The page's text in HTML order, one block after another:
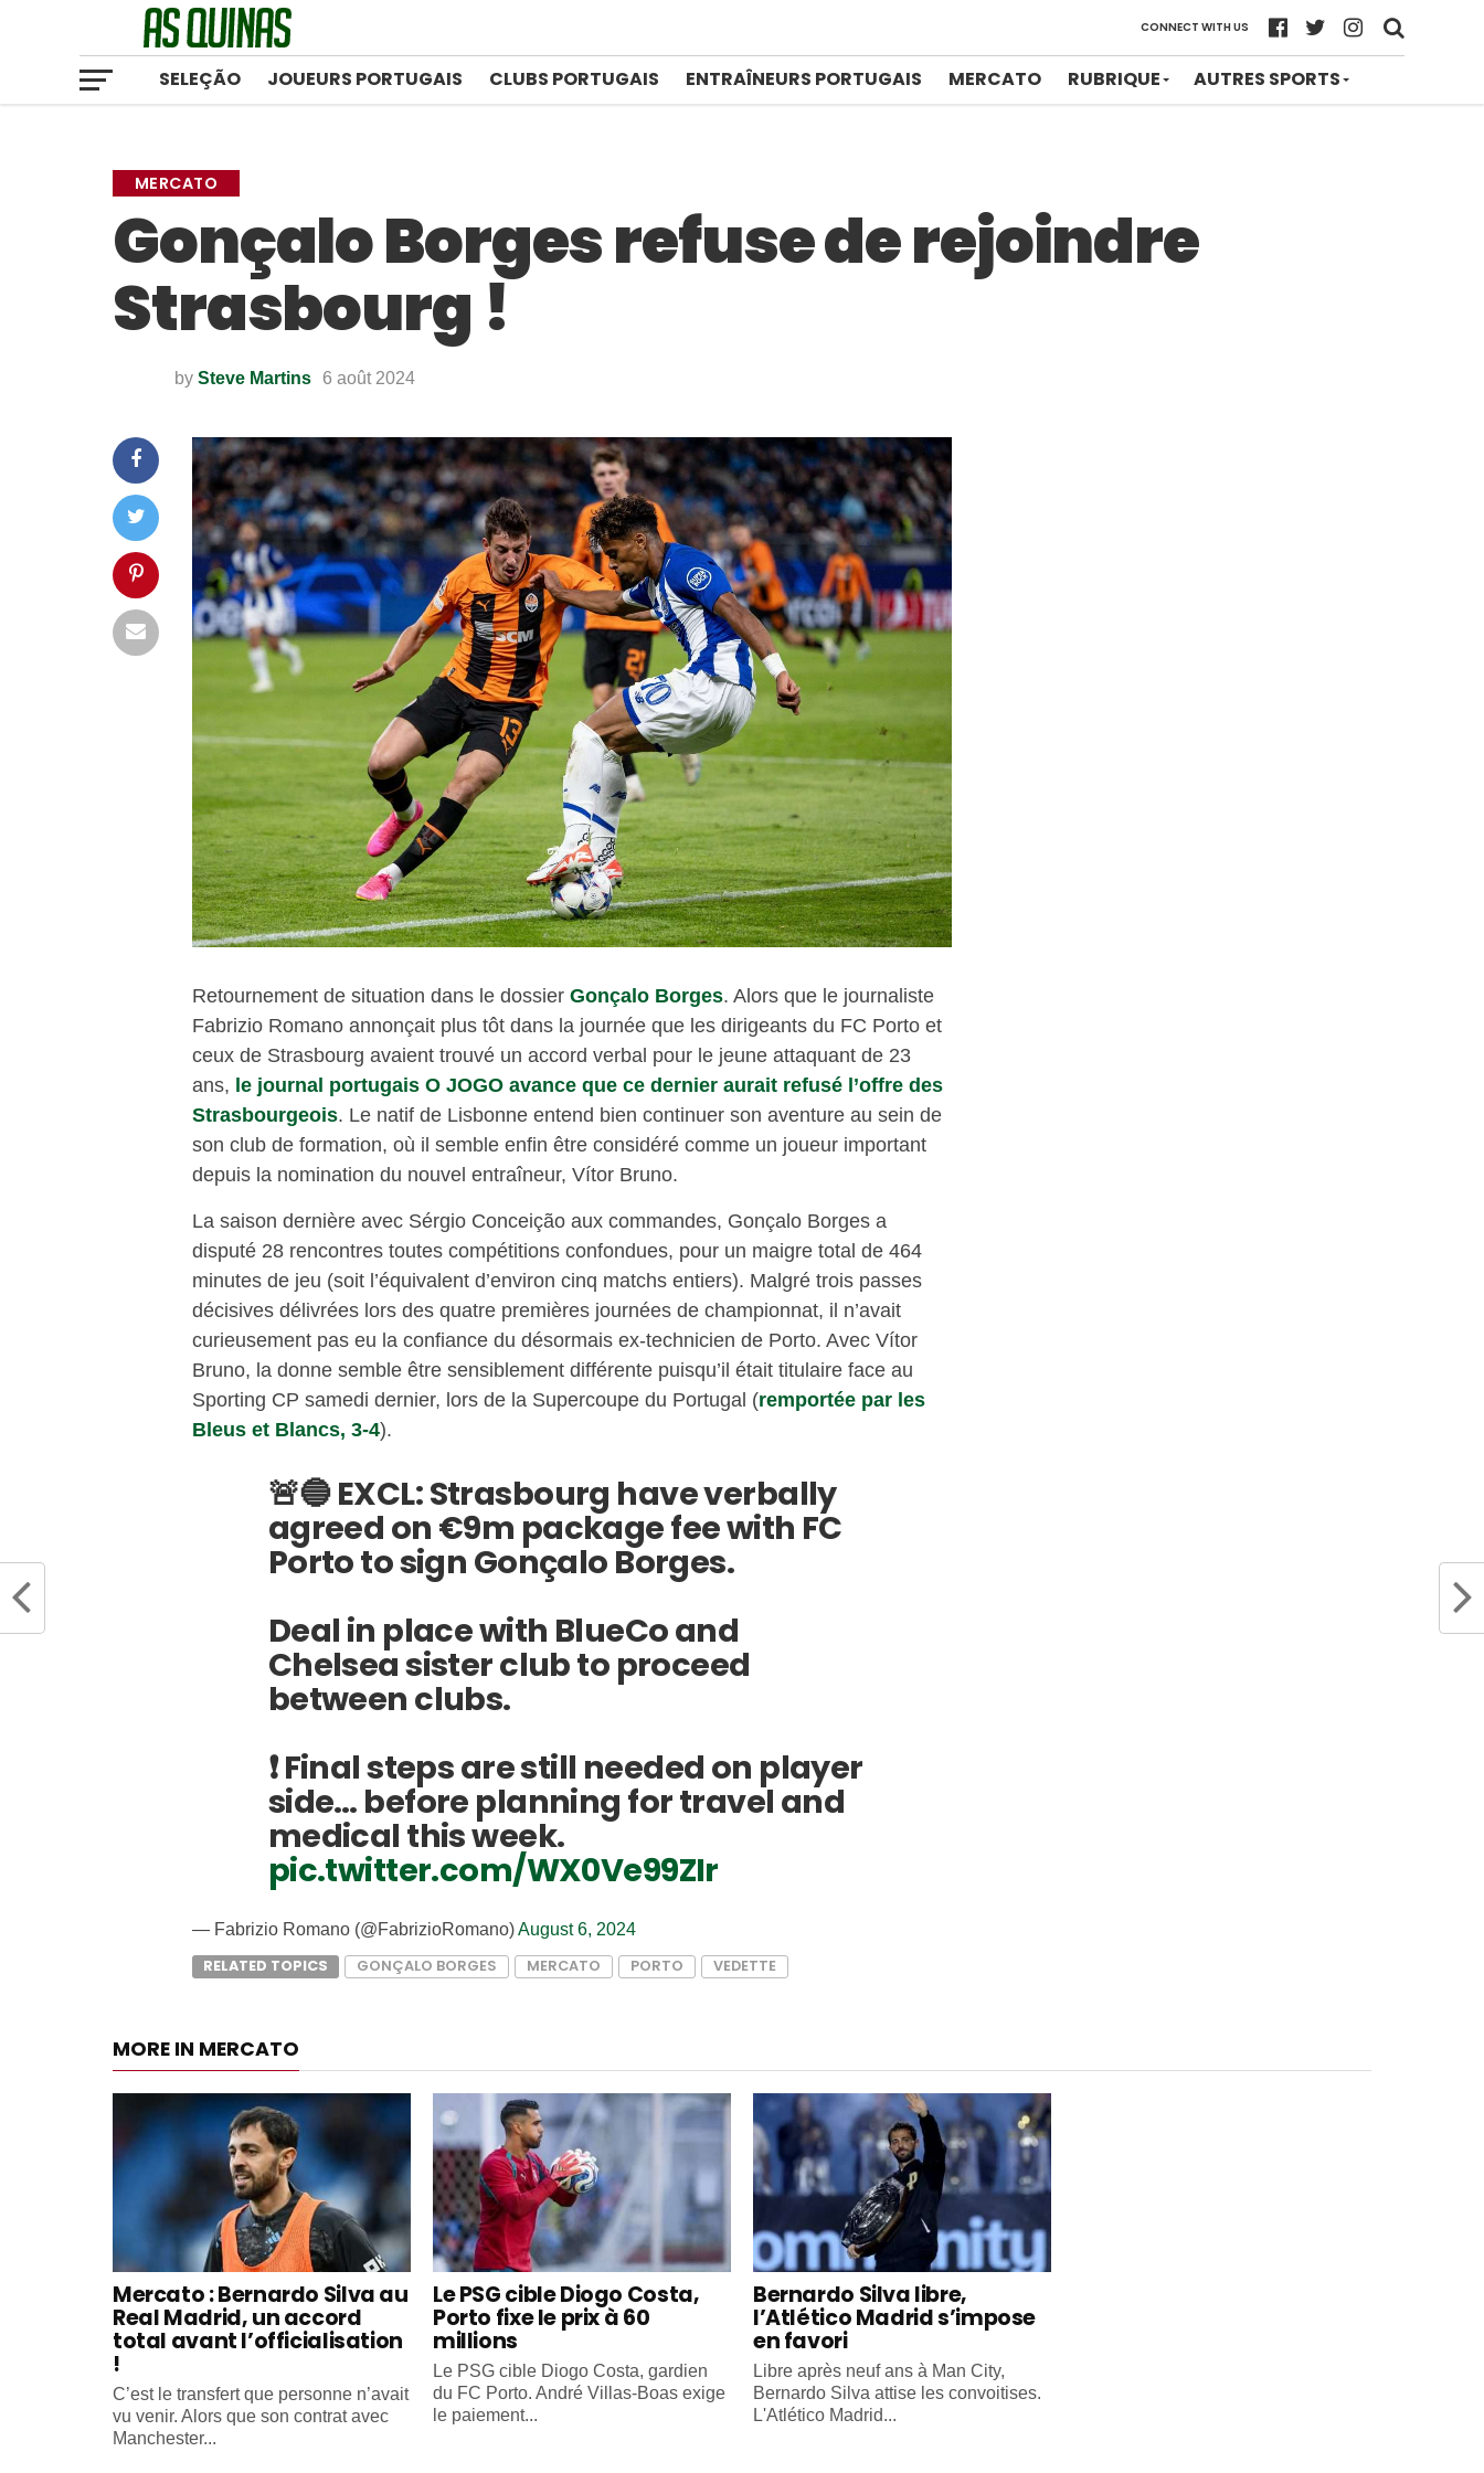
CONNECT WITH US
SELEÇÃO JOUEURS PORTUGAIS CLUBS PORTUGAIS ENTRAÎNEURS PORTUGAIS MERCATO RUBRIQUE AUTRES SPORTS
MERCATO
Gonçalo Borges refuse de rejoindre
Strasbourg !
by Steve Martins 6 août 2024
Retournement de situation dans le dossier Gonçalo Borges. Alors que le journaliste
Fabrizio Romano annonçait plus tôt dans la journée que les dirigeants du FC Porto et
ceux de Strasbourg avaient trouvé un accord verbal pour le jeune attaquant de 23
ans, le journal portugais O JOGO avance que ce dernier aurait refusé l’offre des
Strasbourgeois. Le natif de Lisbonne entend bien continuer son aventure au sein de
son club de formation, où il semble enfin être considéré comme un joueur important
depuis la nomination du nouvel entraîneur, Vítor Bruno.
La saison dernière avec Sérgio Conceição aux commandes, Gonçalo Borges a
disputé 28 rencontres toutes compétitions confondues, pour un maigre total de 464
minutes de jeu (soit l’équivalent d’environ cinq matchs entiers). Malgré trois passes
décisives délivrées lors des quatre premières journées de championnat, il n’avait
curieusement pas eu la confiance du désormais ex-technicien de Porto. Avec Vítor
Bruno, la donne semble être sensiblement différente puisqu’il était titulaire face au
Sporting CP samedi dernier, lors de la Supercoupe du Portugal (remportée par les
Bleus et Blancs, 3-4).
🚨🔵 EXCL: Strasbourg have verbally
agreed on €9m package fee with FC
Porto to sign Gonçalo Borges.
Deal in place with BlueCo and
Chelsea sister club to proceed
between clubs.
❗️ Final steps are still needed on player
side… before planning for travel and
medical this week.
pic.twitter.com/WX0Ve99ZIr
— Fabrizio Romano (@FabrizioRomano)August 6, 2024
RELATED TOPICS
GONÇALO BORGES MERCATO PORTO VEDETTE
MORE IN MERCATO
Mercato : Bernardo Silva au
Real Madrid, un accord
total avant l’officialisation
!
C’est le transfert que personne n’avait
vu venir. Alors que son contrat avec
Manchester...
Le PSG cible Diogo Costa,
Porto fixe le prix à 60
millions
Le PSG cible Diogo Costa, gardien
du FC Porto. André Villas-Boas exige
le paiement...
Bernardo Silva libre,
l’Atlético Madrid s’impose
en favori
Libre après neuf ans à Man City,
Bernardo Silva attise les convoitises.
L'Atlético Madrid...